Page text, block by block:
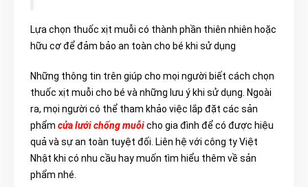
Lựa chọn thuốc xịt muỗi có thành phần thiên nhiên hoặc
hữu cơ để đảm bảo an toàn cho bé khi sử dụng
Những thông tin trên giúp cho mọi người biết cách chọn
thuốc xịt muỗi cho bé và những lưu ý khi sử dụng. Ngoài
ra, mọi người có thể tham khảo việc lắp đặt các sản
phẩm cửa lưới chống muỗicho gia đình để có được hiệu
quả và sự an toàn tuyệt đối. Liên hệ với công ty Việt
Nhật khi có nhu cầu hay muốn tìm hiểu thêm về sản
phẩm nhé.